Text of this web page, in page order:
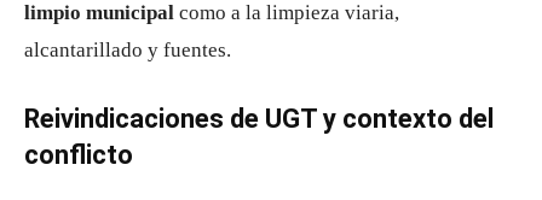
limpio municipal como a la limpieza viaria,
alcantarillado y fuentes.
Reivindicaciones de UGT y contexto del
conflicto